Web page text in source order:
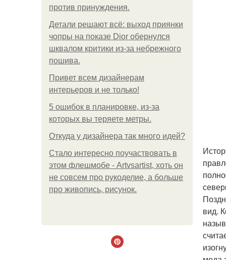
против принуждения.
Детали решают всё: выход приянки
чопры на показе Dior обернулся
шквалом критики из-за небрежного
пошива.
Привет всем дизайнерам
интерьеров и не только!
5 ошибок в планировке, из-за
которых вы теряете метры.
Откуда у дизайнера так много идей?
Стало интересно поучаствовать в
этом флешмобе - Artvsartist, хоть он
не совсем про рукоделие, а больше
про живопись, рисунок.
вид.